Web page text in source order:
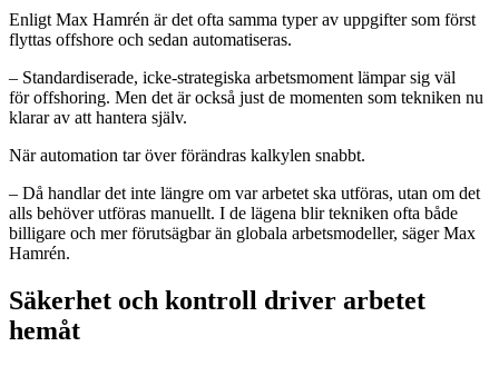
Enligt Max Hamrén är det ofta samma typer av uppgifter som först
flyttas offshore och sedan automatiseras.
– Standardiserade, icke-strategiska arbetsmoment lämpar sig väl
för offshoring. Men det är också just de momenten som tekniken nu
klarar av att hantera själv.
När automation tar över förändras kalkylen snabbt.
– Då handlar det inte längre om var arbetet ska utföras, utan om det
alls behöver utföras manuellt. I de lägena blir tekniken ofta både
billigare och mer förutsägbar än globala arbetsmodeller, säger Max
Hamrén.
Säkerhet och kontroll driver arbetet
hemåt